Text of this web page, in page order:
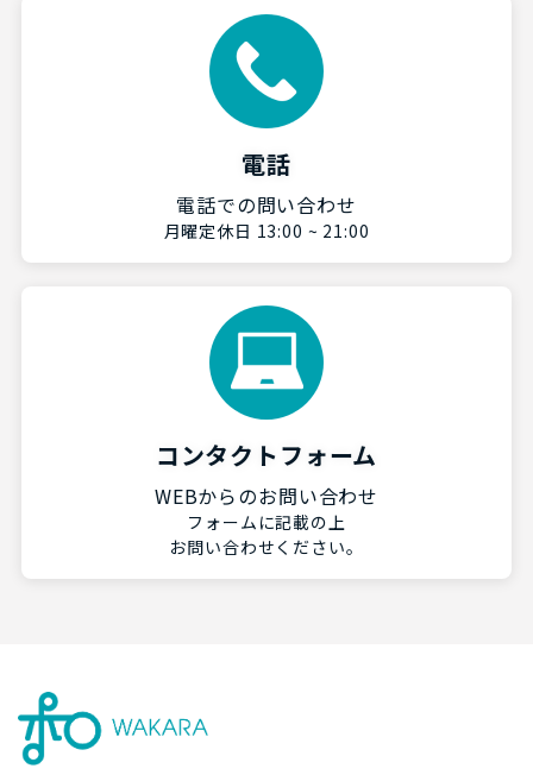
電話
電話での問い合わせ
月曜定休日 13:00 ~ 21:00
コンタクトフォーム
WEBからのお問い合わせ
フォームに記載の上
お問い合わせください。